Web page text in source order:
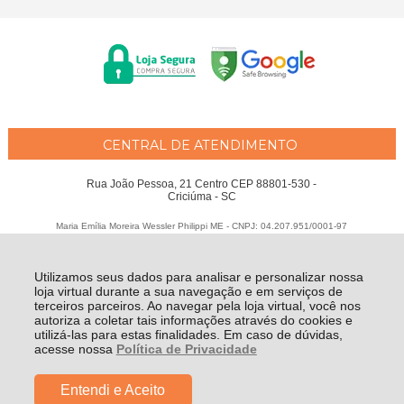
Utilizamos seus dados para analisar e personalizar nossa
loja virtual durante a sua navegação e em serviços de
terceiros parceiros. Ao navegar pela loja virtual, você nos
autoriza a coletar tais informações através do cookies e
utilizá-las para estas finalidades. Em caso de dúvidas,
acesse nossa Política de Privacidade
Entendi e Aceito
CENTRAL DE ATENDIMENTO
Rua João Pessoa, 21 Centro CEP 88801-530 -
Criciúma - SC
Maria Emília Moreira Wessler Philippi ME - CNPJ: 04.207.951/0001-97